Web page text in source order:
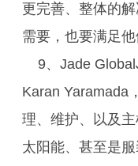
更完善、整体的
需要，也要满足他
9、Jade
Karan Yaramada
理、维护、以及主
太阳能、甚至是